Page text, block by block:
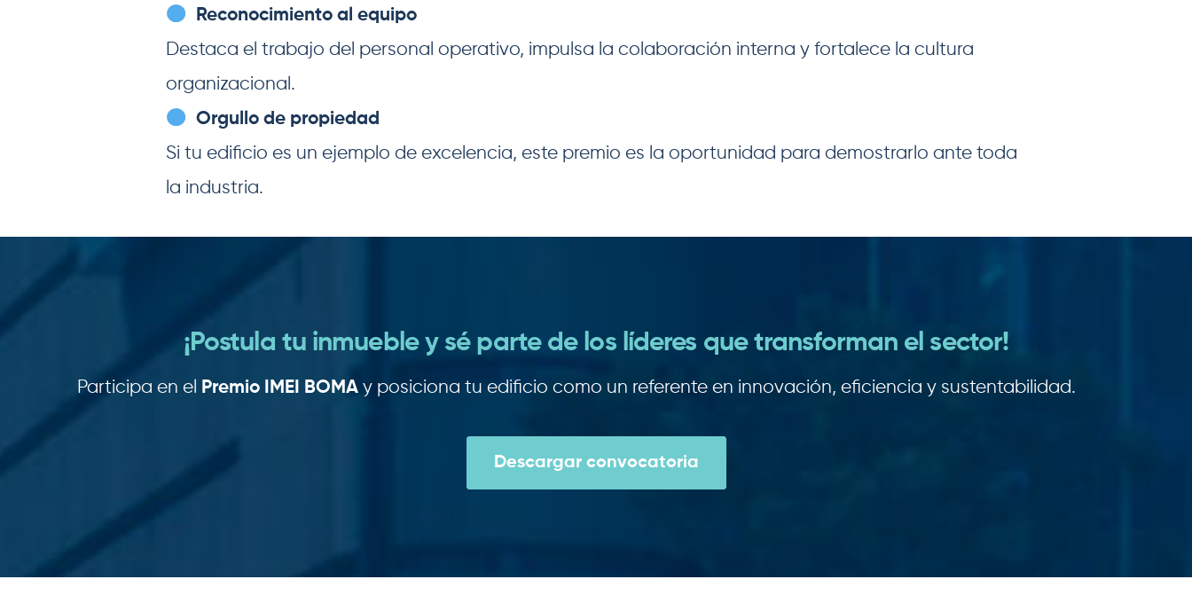
Reconocimiento al equipo
Destaca el trabajo del personal operativo, impulsa la colaboración interna y fortalece la cultura
organizacional.
Orgullo de propiedad
Si tu edificio es un ejemplo de excelencia, este premio es la oportunidad para demostrarlo ante toda
la industria.
¡Postula tu inmueble y sé parte de los líderes que transforman el sector!
Participa en el Premio IMEI BOMA y posiciona tu edificio como un referente en innovación, eficiencia y sustentabilidad.
Descargar convocatoria